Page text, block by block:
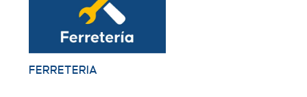
FERRETERIA